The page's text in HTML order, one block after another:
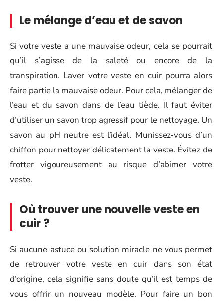
Le mélange d’eau et de savon
Si votre veste a une mauvaise odeur, cela se pourrait
qu’il s’agisse de la saleté ou encore de la
transpiration. Laver votre veste en cuir pourra alors
faire partie la mauvaise odeur. Pour cela, mélanger de
l’eau et du savon dans de l’eau tiède. Il faut éviter
d’utiliser un savon trop agressif pour le nettoyage. Un
savon au pH neutre est l’idéal. Munissez-vous d’un
chiffon pour nettoyer délicatement la veste. Évitez de
frotter vigoureusement au risque d’abimer votre
veste.
Où trouver une nouvelle veste en
cuir ?
Si aucune astuce ou solution miracle ne vous permet
de retrouver votre veste en cuir dans son état
d’origine, cela signifie sans doute qu’il est temps de
vous offrir un nouveau modèle. Pour faire un bon